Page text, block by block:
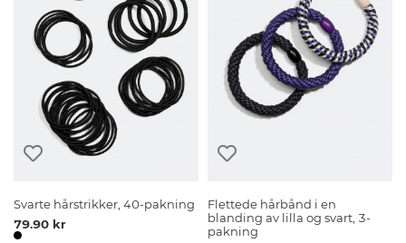
Svarte hårstrikker, 40-pakning
79.90 kr
Flettede hårbånd i en
blanding av lilla og svart, 3-
pakning